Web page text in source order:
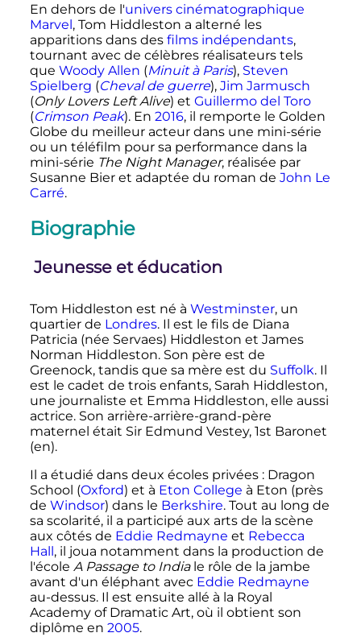
En dehors de l'univers cinématographique
Marvel, Tom Hiddleston a alterné les
apparitions dans des films indépendants,
tournant avec de célèbres réalisateurs tels
que Woody Allen (Minuit à Paris), Steven
Spielberg (Cheval de guerre), Jim Jarmusch
(Only Lovers Left Alive) et Guillermo del Toro
(Crimson Peak). En 2016, il remporte le Golden
Globe du meilleur acteur dans une mini-série
ou un téléfilm pour sa performance dans la
mini-série The Night Manager, réalisée par
Susanne Bier et adaptée du roman de John Le
Carré.
Biographie
Jeunesse et éducation
Tom Hiddleston est né à Westminster, un
quartier de Londres. Il est le fils de Diana
Patricia (née Servaes) Hiddleston et James
Norman Hiddleston. Son père est de
Greenock, tandis que sa mère est du Suffolk. Il
est le cadet de trois enfants, Sarah Hiddleston,
une journaliste et Emma Hiddleston, elle aussi
actrice. Son arrière-arrière-grand-père
maternel était Sir Edmund Vestey, 1st Baronet
(en).
Il a étudié dans deux écoles privées : Dragon
School (Oxford) et à Eton College à Eton (près
de Windsor) dans le Berkshire. Tout au long de
sa scolarité, il a participé aux arts de la scène
aux côtés de Eddie Redmayne et Rebecca
Hall , il joua notamment dans la production de
l'école A Passage to Indiale rôle de la jambe
avant d'un éléphant avec Eddie Redmayne
au-dessus. Il est ensuite allé à la Royal
Academy of Dramatic Art, où il obtient son
diplôme en 2005.